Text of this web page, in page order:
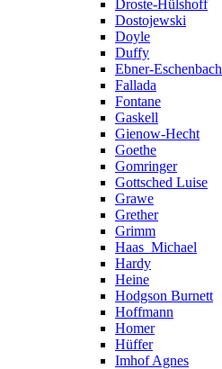
Droste-Hülshoff
Dostojewski
Doyle
Duffy
Ebner-Eschenbach
Fallada
Fontane
Gaskell
Gienow-Hecht
Goethe
Gomringer
Gottsched Luise
Grawe
Grether
Grimm
Haas_Michael
Hardy
Heine
Hodgson Burnett
Hoffmann
Homer
Hüffer
Imhof Agnes